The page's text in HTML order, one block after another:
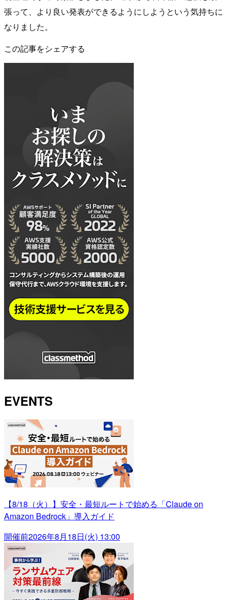
張って、より良い発表ができるようにしようという気持ちに
なりました。
この記事をシェアする
EVENTS
【8/18（火）】安全・最短ルートで始める「Claude on
Amazon Bedrock」導入ガイド
開催前2026年8月18日(火) 13:00